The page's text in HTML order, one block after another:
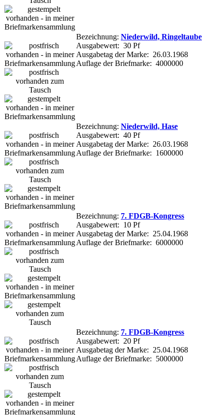
Bezeichnung: Niederwild, Ringeltaube
Ausgabewert: 30 Pf
Ausgabetag der Marke: 26.03.1968
Auflage der Briefmarke: 4000000
Bezeichnung: Niederwild, Hase
Ausgabewert: 40 Pf
Ausgabetag der Marke: 26.03.1968
Auflage der Briefmarke: 1600000
Bezeichnung: 7. FDGB-Kongress
Ausgabewert: 10 Pf
Ausgabetag der Marke: 25.04.1968
Auflage der Briefmarke: 6000000
Bezeichnung: 7. FDGB-Kongress
Ausgabewert: 20 Pf
Ausgabetag der Marke: 25.04.1968
Auflage der Briefmarke: 5000000